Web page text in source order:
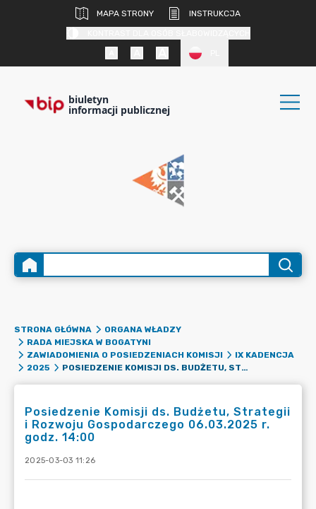
MAPA STRONY
INSTRUKCJA
biuletyn
informacji publicznej
STRONA GŁÓWNA
ORGANA WŁADZY
RADA MIEJSKA W BOGATYNI
ZAWIADOMIENIA O POSIEDZENIACH KOMISJI
IX KADENCJA
2025
POSIEDZENIE KOMISJI DS. BUDŻETU, STRATEGII I ROZWOJU GOSPODARCZEGO 06.03.2025 R. GODZ. 14:00
Posiedzenie Komisji ds. Budżetu, Strategii
i Rozwoju Gospodarczego 06.03.2025 r.
godz. 14:00
2025-03-03 11:26